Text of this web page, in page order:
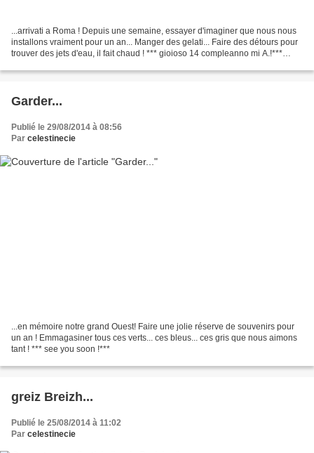
...arrivati a Roma ! Depuis une semaine, essayer d'imaginer que nous nous
installons vraiment pour un an... Manger des gelati... Faire des détours pour
trouver des jets d'eau, il fait chaud ! *** gioioso 14 compleanno mi A.!***
Garder...
Publié le 29/08/2014 à 08:56
Par celestinecie
...en mémoire notre grand Ouest! Faire une jolie réserve de souvenirs pour
un an ! Emmagasiner tous ces verts... ces bleus... ces gris que nous aimons
tant ! *** see you soon !***
greiz Breizh...
Publié le 25/08/2014 à 11:02
Par celestinecie